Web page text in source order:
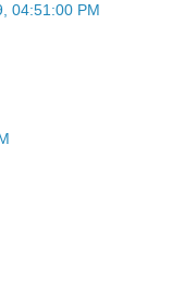
04:51:00 PM